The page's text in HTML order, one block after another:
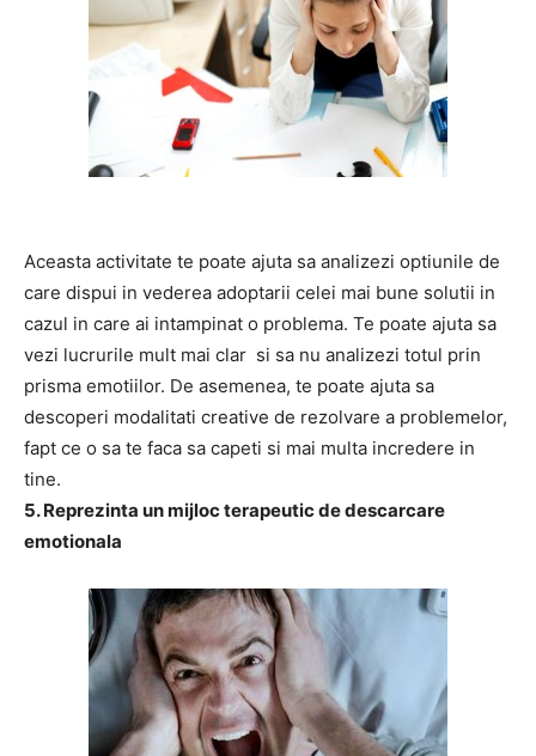
Aceasta activitate te poate ajuta sa analizezi optiunile de
care dispui in vederea adoptarii celei mai bune solutii in
cazul in care ai intampinat o problema. Te poate ajuta sa
vezi lucrurile mult mai clar si sa nu analizezi totul prin
prisma emotiilor. De asemenea, te poate ajuta sa
descoperi modalitati creative de rezolvare a problemelor,
fapt ce o sa te faca sa capeti si mai multa incredere in
tine.
5. Reprezinta un mijloc terapeutic de descarcare
emotionala